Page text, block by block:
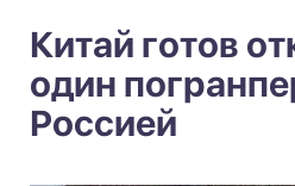
Китай готов
один
Россией